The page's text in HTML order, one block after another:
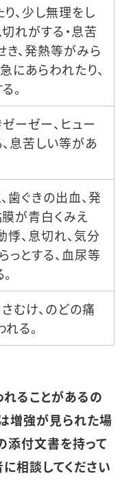
、少し無理をし
れがする・息苦
き、発熱等がみら
にあらわれたり、
。
ーゼー、ヒュー
息苦しい等があ
歯ぐきの出血、発
が青白くみえ
悸、息切れ、気分
っとする、血尿等
むけ、のどの痛
る。
ることがあるの
増強が見られた場
添付文書を持って
相談してください